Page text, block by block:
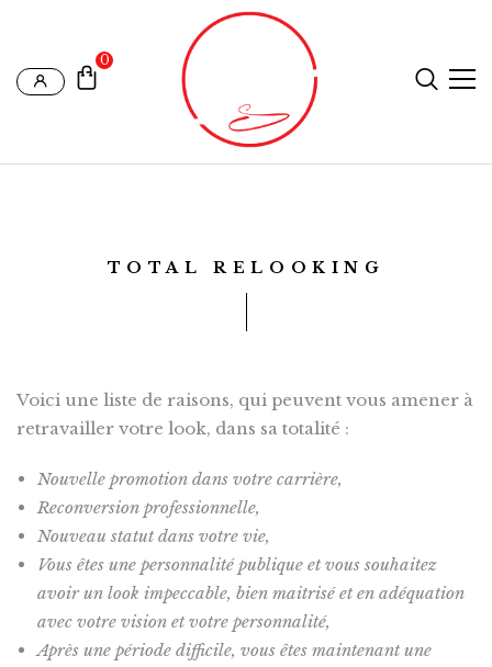
0
TOTAL RELOOKING
Voici une liste de raisons, qui peuvent vous amener à
retravailler votre look, dans sa totalité :
Nouvelle promotion dans votre carrière,
Reconversion professionnelle,
Nouveau statut dans votre vie,
Vous êtes une personnalité publique et vous souhaitez
avoir un look impeccable, bien maitrisé et en adéquation
avec votre vision et votre personnalité,
Après une période difficile, vous êtes maintenant une